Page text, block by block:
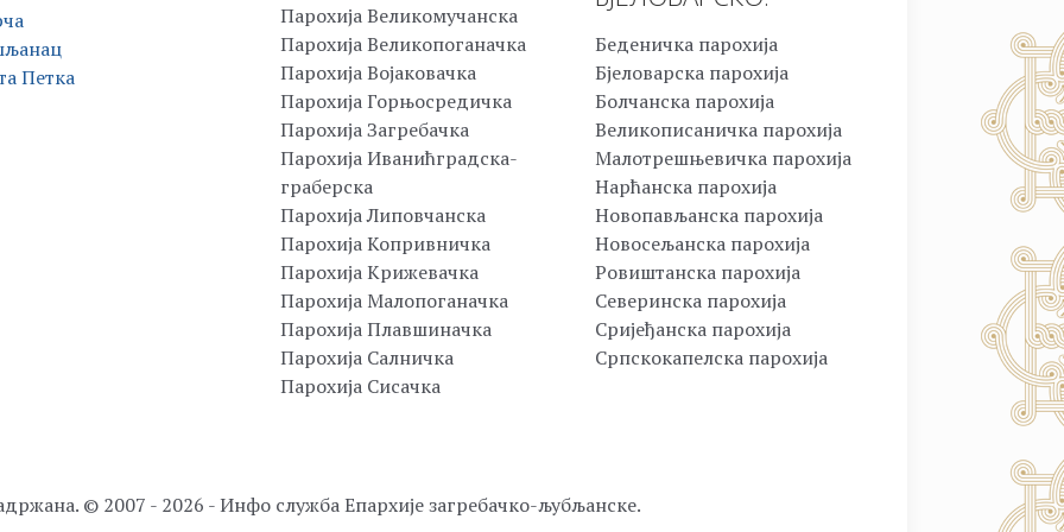
Петка
Парохија Великомучанска
Парохија Великопоганачка
Парохија Војаковачка
Парохија Горњосредичка
Парохија Загребачка
Парохија Иванићградска-
граберска
Парохија Липовчанска
Парохија Копривничка
Парохија Крижевачка
Парохија Малопоганачка
Парохија Плавшиначка
Парохија Салничка
Парохија Сисачка
Беденичка парохија
Бјеловарска парохија
Болчанска парохија
Великописаничка парохија
Малотрешњевичка парохија
Нарћанска парохија
Новопављанска парохија
Новосељанска парохија
Ровиштанска парохија
Северинска парохија
Сријеђанска парохија
Српскокапелска парохија
© 2007 - 2026 - Инфо служба Епархије загребачко-љубљанске.